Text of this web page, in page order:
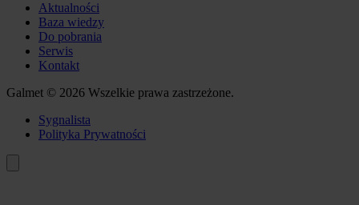
Aktualności
Baza wiedzy
Do pobrania
Serwis
Kontakt
Galmet © 2026 Wszelkie prawa zastrzeżone.
Sygnalista
Polityka Prywatności